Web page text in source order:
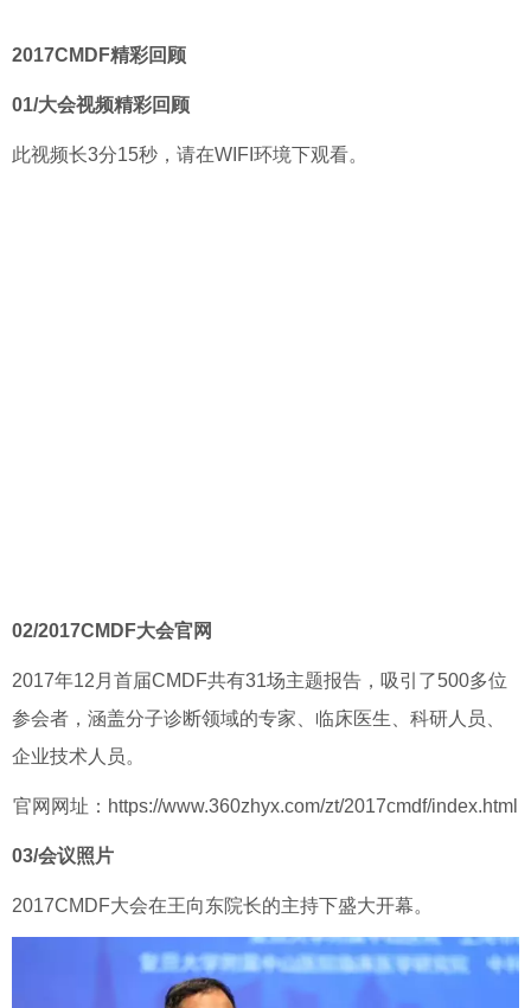
2017CMDF精彩回顾
01/大会视频精彩回顾
此视频长3分15秒，请在WIFI环境下观看。
02/2017CMDF大会官网
2017年12月首届CMDF共有31场主题报告，吸引了500多位
参会者，涵盖分子诊断领域的专家、临床医生、科研人员、
企业技术人员。
官网网址：https://www.360zhyx.com/zt/2017cmdf/index.html
03/会议照片
2017CMDF大会在王向东院长的主持下盛大开幕。